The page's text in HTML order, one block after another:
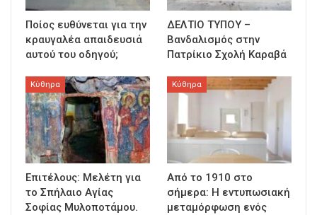
Ποίος ευθύνεται για την
κραυγαλέα απαιδευσιά
αυτού του οδηγού;
ΔΕΛΤΙΟ ΤΥΠΟΥ –
Βανδαλισμός στην
Πατρίκιο Σχολή Καραβά
Κύθηρα
Επιτέλους: Μελέτη για
το Σπήλαιο Αγίας
Σοφίας Μυλοποτάμου.
Κύθηρα
Από το 1910 στο
σήμερα: Η εντυπωσιακή
μεταμόρφωση ενός